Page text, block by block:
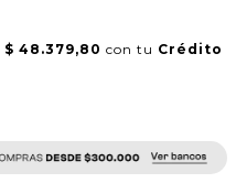
$ 48.379,80 con tu Crédito